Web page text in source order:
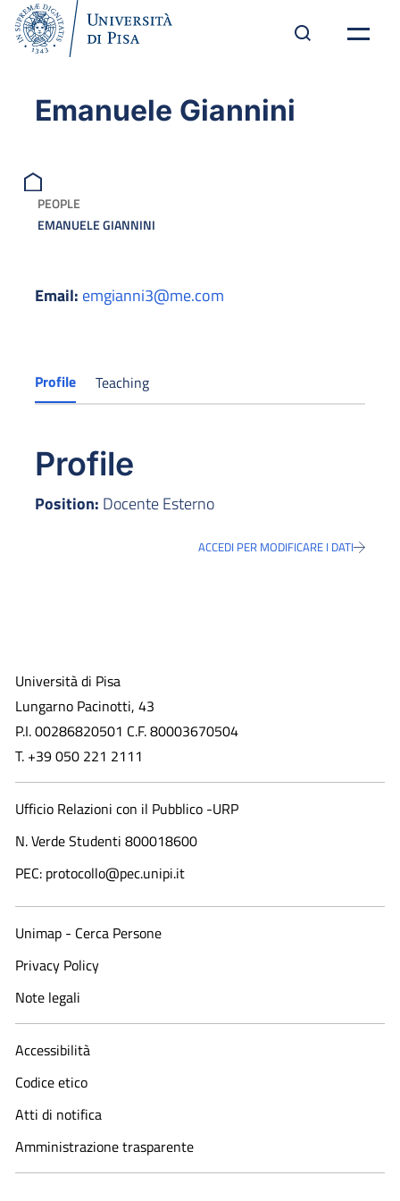
Emanuele Giannini
PEOPLE
EMANUELE GIANNINI
Email: emgianni3@me.com
Profile Teaching
Profile
Position: Docente Esterno
ACCEDI PER MODIFICARE I DATI
Università di Pisa
Lungarno Pacinotti, 43
P.I. 00286820501 C.F. 80003670504
T. +39 050 221 2111
Ufficio Relazioni con il Pubblico -URP
N. Verde Studenti 800018600​
PEC: protocollo@pec.unipi.it
Unimap - Cerca Persone
Privacy Policy
Note legali
Accessibilità
Codice etico
Atti di notifica
Amministrazione trasparente